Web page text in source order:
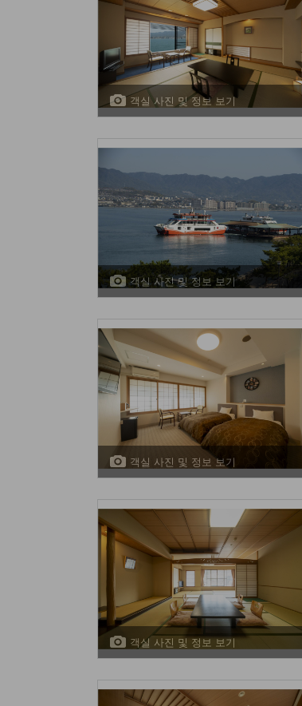
객실 사진 및 정보 보기
객실 사진 및 정보 보기
객실 사진 및 정보 보기
객실 사진 및 정보 보기